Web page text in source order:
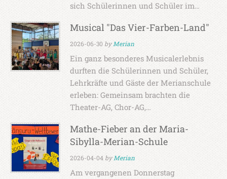
sich Schülerinnen und Schüler im…
Musical "Das Vier-Farben-Land"
2026-06-30 byMerian
Ein ganz besonderes Musicalerlebnis
durften die Schülerinnen und Schüler,
Lehrkräfte und Gäste der Merianschule
erleben: Gemeinsam brachten die
Theater-AG, Chor-AG,…
Mathe-Fieber an der Maria-
Sibylla-Merian-Schule
2026-04-04 byMerian
Am vergangenen Donnerstag